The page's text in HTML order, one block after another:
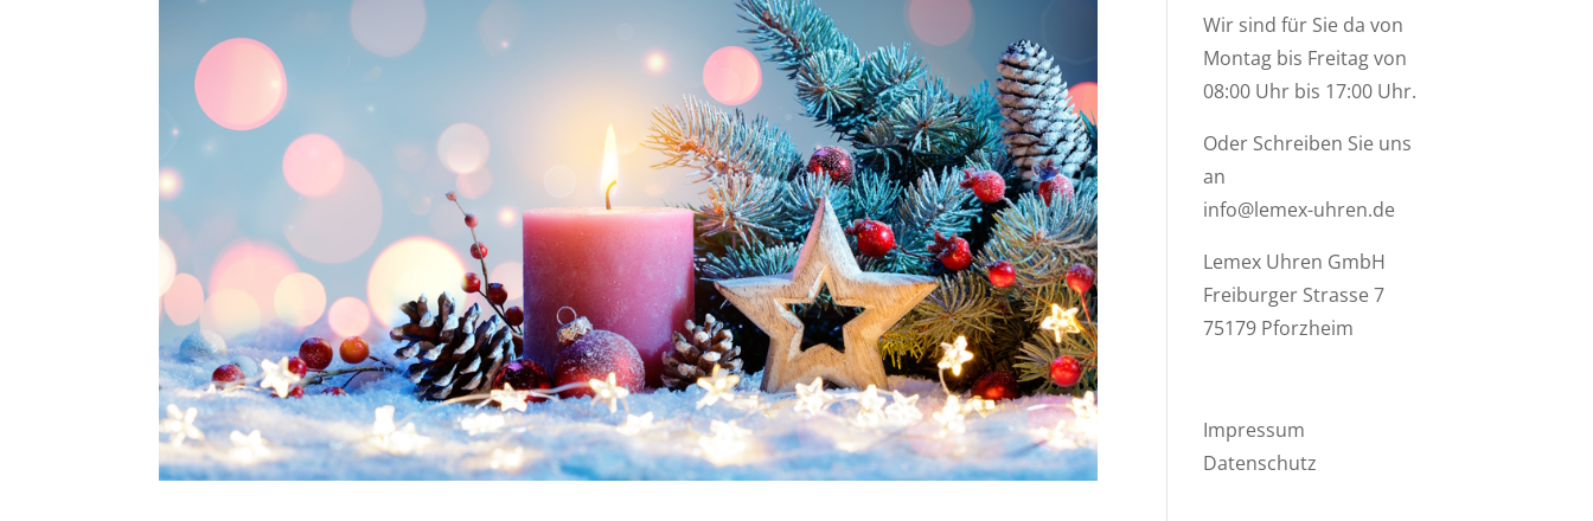
Wir sind für Sie da von
Montag bis Freitag von
08:00 Uhr bis 17:00 Uhr.
Oder Schreiben Sie uns
an
info@lemex-uhren.de
Lemex Uhren GmbH
Freiburger Strasse 7
75179 Pforzheim
Impressum
Datenschutz